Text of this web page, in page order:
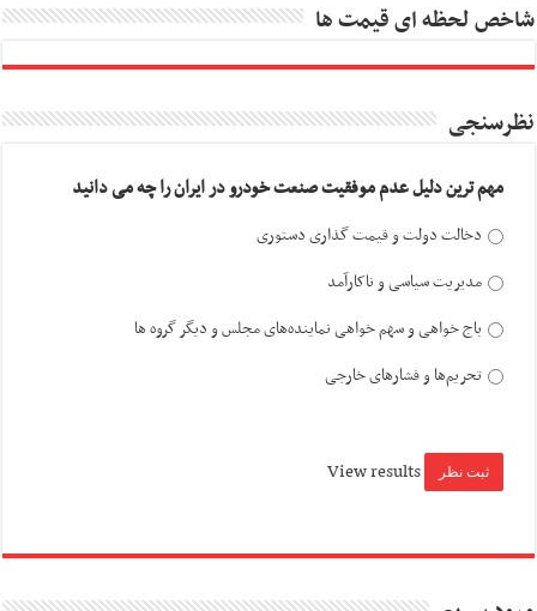
شاخص لحظه ای قیمت ها
نظرسنجی
مهم ترین دلیل عدم موفقیت صنعت خودرو در ایران را چه می دانید
دخالت دولت و قیمت گذاری دستوری
مدیریت سیاسی و ناکارآمد
باج خواهی و سهم خواهی نماینده‌های مجلس و دیگر گروه ها
تحریم‌ها و فشارهای خارجی
View results